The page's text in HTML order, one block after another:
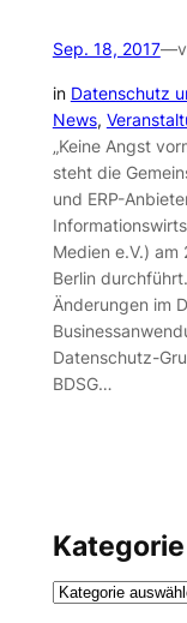
Sep. 18, 2017—
in Datenschutz
News,
„Keine Angst
steht die
und ERP-
Medien e.V.) am
Berlin
Änderungen im
Datenschutz-
BDSG…
Kategorie